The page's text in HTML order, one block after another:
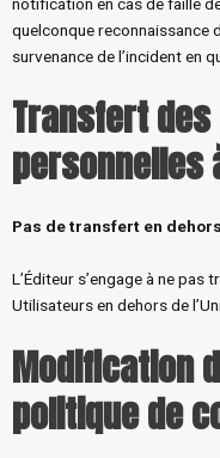
quelconque reconnaissance
survenance de l’incident en
Transfert
personnelles
Pas de transfert en
L’Éditeur s’engage à ne
Utilisateurs en dehors de
Modification
politique de